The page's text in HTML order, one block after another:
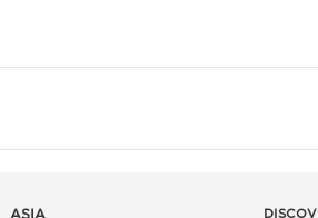
ASIA